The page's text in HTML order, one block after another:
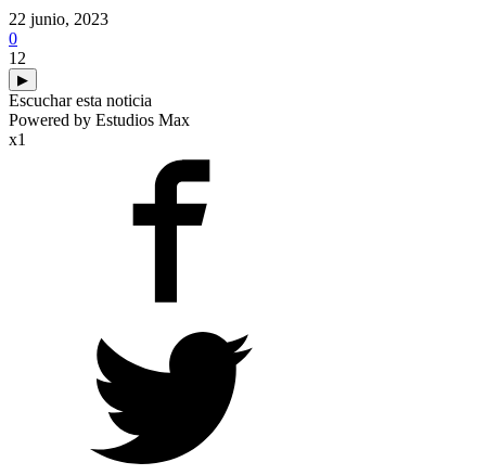
22 junio, 2023
0
12
▶
Escuchar esta noticia
Powered by Estudios Max
x1